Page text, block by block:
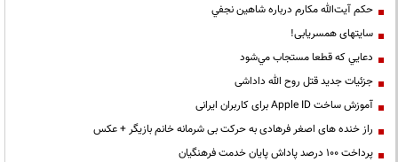
حكم آيت‌الله مكارم درباره شاهين نجفي
سایتهای همسریابی!
دعايي كه قطعا مستجاب مي‌شود
جزئیات جدید قتل روح الله داداشی
آموزش ساخت Apple ID برای کاربران ایرانی
راز خنده های اصغر فرهادی به حرکت بی شرمانه خانم بازیگر + عکس
پرداخت ۱۰۰ درصد پاداش پایان خدمت فرهنگیان